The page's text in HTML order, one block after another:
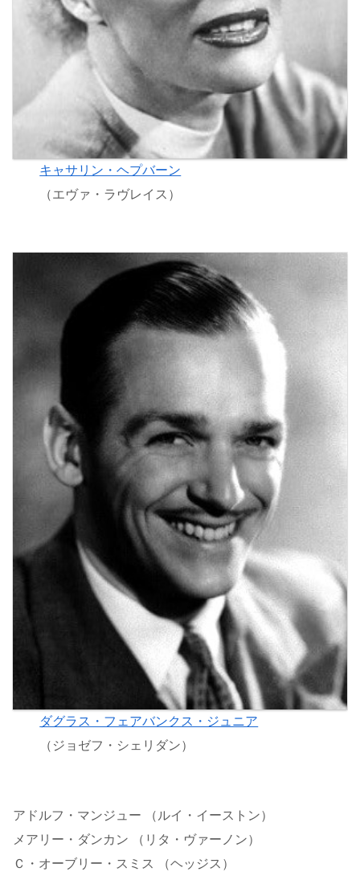
キャサリン・ヘプバーン
（エヴァ・ラヴレイス）
ダグラス・フェアバンクス・ジュニア
（ジョゼフ・シェリダン）
アドルフ・マンジュー （ルイ・イーストン）
メアリー・ダンカン （リタ・ヴァーノン）
Ｃ・オーブリー・スミス （ヘッジス）